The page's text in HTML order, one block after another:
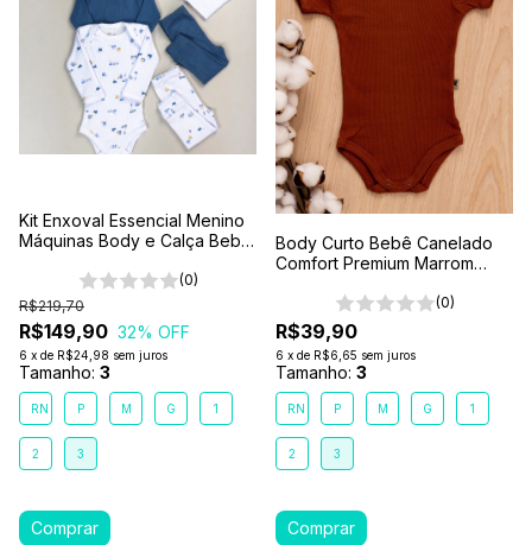
Kit Enxoval Essencial Menino
Máquinas Body e Calça Bebê
Premium
(0)
R$149,90
R$219,70
32% OFF
6 x de R$24,98 sem juros
Tamanho: 3
RN P M G 1
2 3
Body Curto Bebê Canelado
Comfort Premium Marrom
(0)
R$39,90
6 x de R$6,65 sem juros
Tamanho: 3
RN P M G 1
2 3